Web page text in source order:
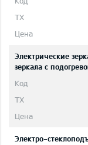
Электрические
зеркала с
Электро-